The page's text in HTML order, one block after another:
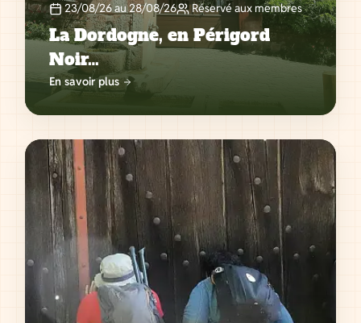
23/08/26 au 28/08/26 Réservé aux membres
La Dordogne, en Périgord
Noir…
En savoir plus